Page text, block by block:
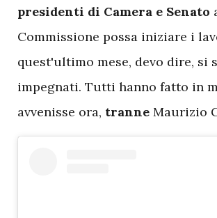
presidenti di Camera e Senato
Commissione possa iniziare i
quest'ultimo mese, devo dire, si
impegnati. Tutti hanno fatto in
avvenisse ora, tranne Maurizio